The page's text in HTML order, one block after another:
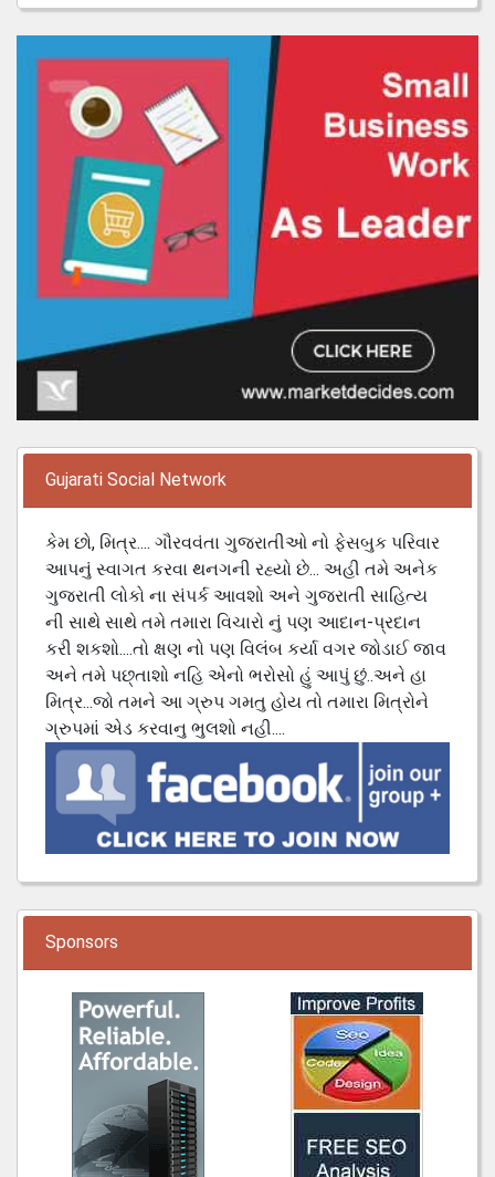
Gujarati Social Network
કેમ છો, મિત્ર.... ગૌરવવંતા ગુજરાતીઓ નો ફેસબુક પરિવાર
આપનું સ્વાગત કરવા થનગની રહ્યો છે... અહી તમે અનેક
ગુજરાતી લોકો ના સંપર્ક આવશો અને ગુજરાતી સાહિત્ય
ની સાથે સાથે તમે તમારા વિચારો નું પણ આદાન-પ્રદાન
કરી શકશો....તો ક્ષણ નો પણ વિલંબ કર્યા વગર જોડાઈ જાવ
અને તમે પછ્તાશો નહિ એનો ભરોસો હું આપું છું..અને હા
મિત્ર...જો તમને આ ગ્રુપ ગમતુ હોય તો તમારા મિત્રોને
ગ્રુપમાં એડ કરવાનુ ભુલશો નહી....
Sponsors